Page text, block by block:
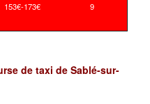
153€-173€ 9
de taxi de Sablé-sur-